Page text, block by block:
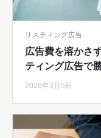
リスティング広告
広告費を溶かさ
ティング広告で
2026年3月5日